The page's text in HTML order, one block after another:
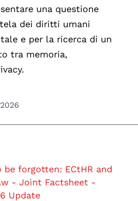
una questione
dei diritti umani
e per la ricerca di un
tra memoria,
be forgotten: ECtHR and
- Joint Factsheet -
Update